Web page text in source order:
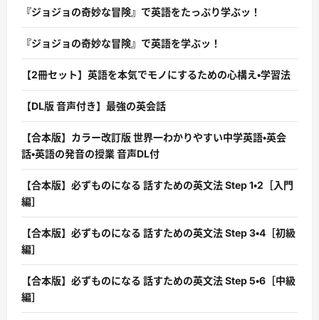
『ジョジョの奇妙な冒険』で英語をたっぷり学ぶッ！
『ジョジョの奇妙な冒険』で英語を学ぶッ！
【2冊セット】英語を本気でモノにするための心構え・学習法
【DL版 音声付き】最強の英会話
【合本版】カラー改訂版 世界一わかりやすい中学英語・英会
話・英語の発音の授業 音声DL付
【合本版】必ずものになる 話すための英文法 Step 1・2［入門
編］
【合本版】必ずものになる 話すための英文法 Step 3・4［初級
編］
【合本版】必ずものになる 話すための英文法 Step 5・6［中級
編］